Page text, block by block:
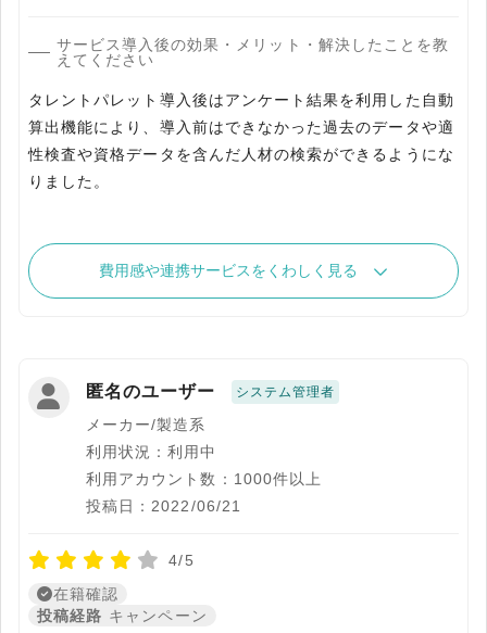
サービス導入後の効果・メリット・解決したことを教
えてください
タレントパレット導入後はアンケート結果を利用した自動
算出機能により、導入前はできなかった過去のデータや適
性検査や資格データを含んだ人材の検索ができるようにな
りました。
費用感や連携サービスをくわしく見る
匿名のユーザー システム管理者
メーカー/製造系
利用状況：利用中
利用アカウント数：1000件以上
投稿日：2022/06/21
4/5
在籍確認
投稿経路 キャンペーン